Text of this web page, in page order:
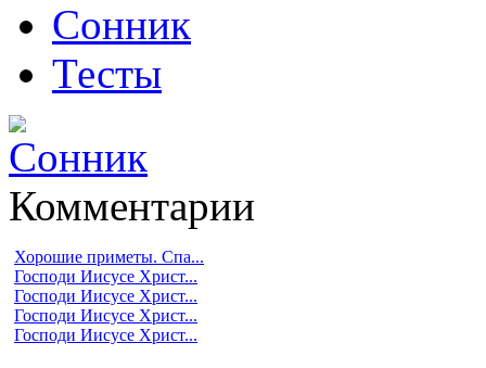
Сонник
Тесты
Комментарии
Хорошие приметы. Спа...
Господи Иисусе Христ...
Господи Иисусе Христ...
Господи Иисусе Христ...
Господи Иисусе Христ...